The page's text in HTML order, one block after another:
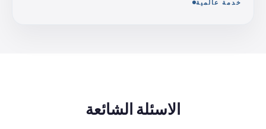
خدمة عالمية
الاسئلة الشائعة